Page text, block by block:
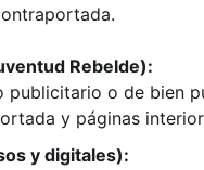
Rebelde):
publicitario o de bien
y páginas
y digitales):